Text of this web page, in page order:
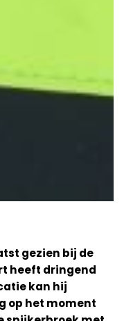
gezien bij de
heeft dringend
kan hij
op het moment